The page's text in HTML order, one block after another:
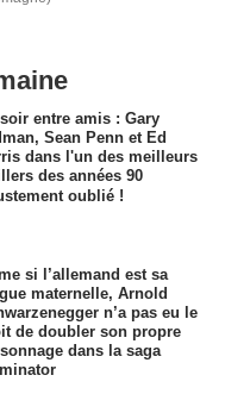
entre amis : Gary
Sean Penn et Ed
dans l'un des meilleurs
des années 90
oublié !
si l’allemand est sa
maternelle, Arnold
n’a pas eu le
de doubler son propre
dans la saga